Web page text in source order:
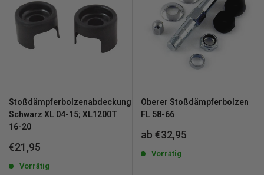
Stoßdämpferbolzenabdeckungssatz
Schwarz XL 04-15; XL1200T
16-20
Sonderpreis
€21,95
Vorrätig
Oberer Stoßdämpferbolzen
FL 58-66
Sonderpreis
ab €32,95
Vorrätig